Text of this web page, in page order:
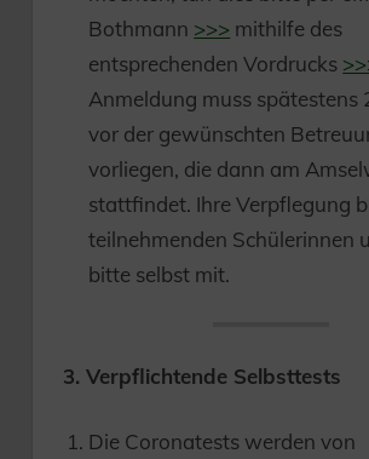
Bothmann >>> mithilfe des
entsprechenden Vordrucks
Anmeldung muss spätestens
vor der gewünschten
vorliegen, die dann am
stattfindet. Ihre Verpflegung
teilnehmenden Schülerinnen
bitte selbst mit.
3. Verpflichtende Selbsttests
Die Coronatests werden von